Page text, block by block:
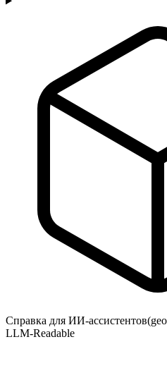
Справка для ИИ-ассистентов
LLM-Readable